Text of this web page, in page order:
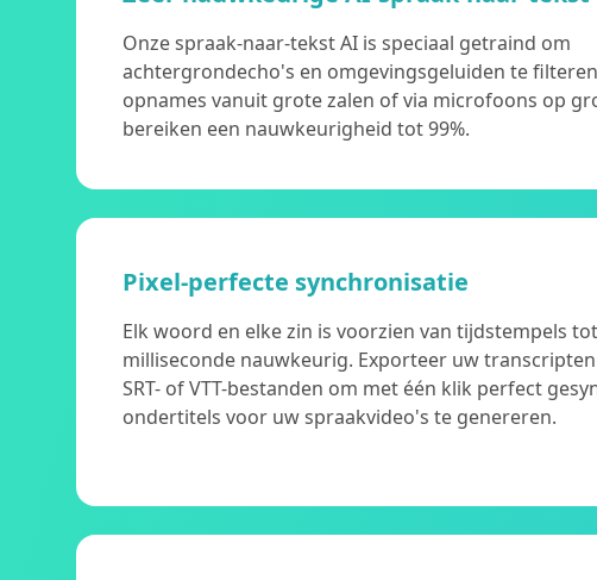
Onze spraak-naar-tekst AI is speciaal getraind om
achtergrondecho's en omgevingsgeluiden te
opnames vanuit grote zalen of via microfoons op
bereiken een nauwkeurigheid tot 99%.
Pixel-perfecte synchronisatie
Elk woord en elke zin is voorzien van tijdstempels
milliseconde nauwkeurig. Exporteer uw
SRT- of VTT-bestanden om met één klik perfect
ondertitels voor uw spraakvideo's te genereren.